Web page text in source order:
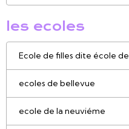
les ecoles
Ecole de filles dite école de
ecoles de bellevue
ecole de la neuviéme